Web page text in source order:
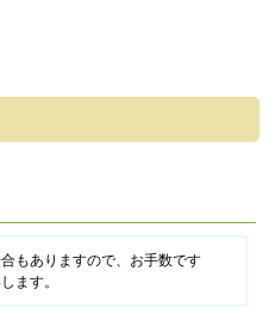
もありますので、お手数です
ます。